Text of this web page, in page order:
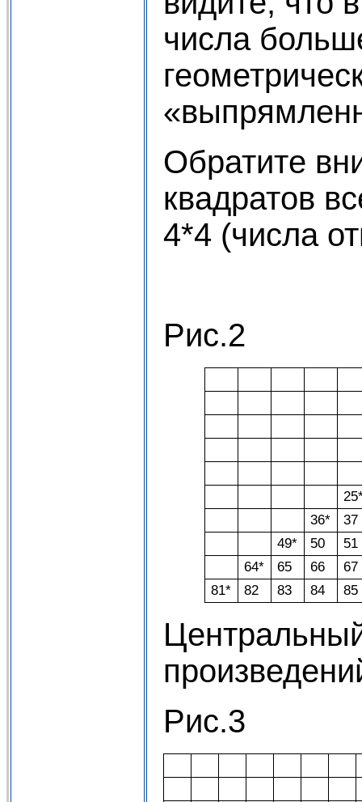
числа
Обратите
квадратов
4*4 (числа
Рис.2
36*
37
49*
50
51
64*
65 66
67
81*
82 83 84 85
Рис.3